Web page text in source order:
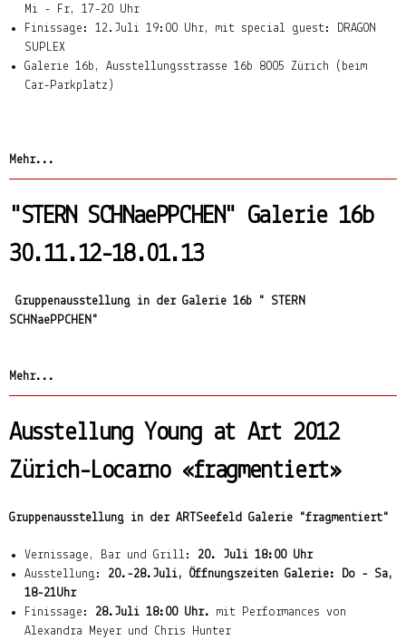
Mi - Fr, 17-20 Uhr
Finissage: 12.Juli 19:00 Uhr, mit special guest: DRAGON
SUPLEX
Galerie 16b, Ausstellungsstrasse 16b 8005 Zürich (beim
Car-Parkplatz)
Mehr...
"STERN SCHNaePPCHEN" Galerie 16b
30.11.12-18.01.13
Gruppenausstellung in der Galerie 16b " STERN
SCHNaePPCHEN"
Mehr...
Ausstellung Young at Art 2012
Zürich-Locarno «fragmentiert»
Gruppenausstellung in der ARTSeefeld Galerie "fragmentiert"
Vernissage, Bar und Grill:
20. Juli 18:00 Uhr
Ausstellung:
20.-28.Juli, Öffnungszeiten Galerie: Do - Sa,
18-21Uhr
Finissage:
28.Juli 18:00 Uhr. mit Performances von
Alexandra Meyer und Chris Hunter